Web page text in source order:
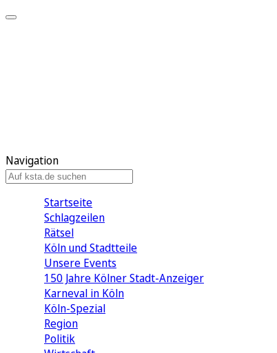
Navigation
Startseite
Schlagzeilen
Rätsel
Köln und Stadtteile
Unsere Events
150 Jahre Kölner Stadt-Anzeiger
Karneval in Köln
Köln-Spezial
Region
Politik